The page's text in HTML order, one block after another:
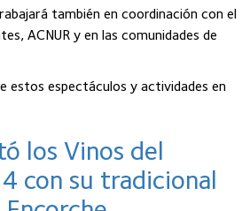
también en coordinación con el
ACNUR y en las comunidades de
estos espectáculos y actividades en
los Vinos del
con su tradicional